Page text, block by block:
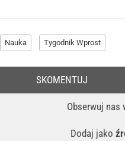
Nauka Tygodnik Wprost
Obserwuj nas
Dodaj jako
SKOMENTUJ